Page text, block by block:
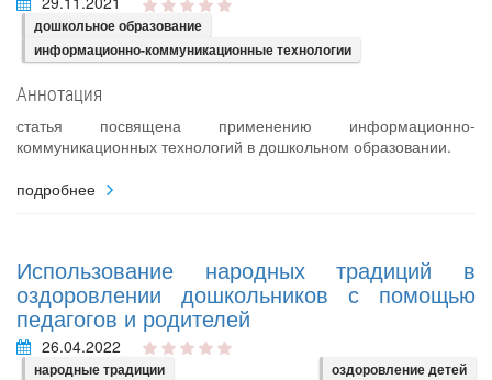
дошкольное образование
информационно-коммуникационные технологии
Аннотация
статья посвящена применению информационно-
коммуникационных технологий в дошкольном образовании.
подробнее
Использование народных традиций в
оздоровлении дошкольников с помощью
педагогов и родителей
26.04.2022
народные традиции
оздоровление детей